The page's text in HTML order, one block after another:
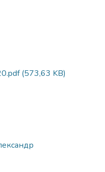
(573,63 KB)